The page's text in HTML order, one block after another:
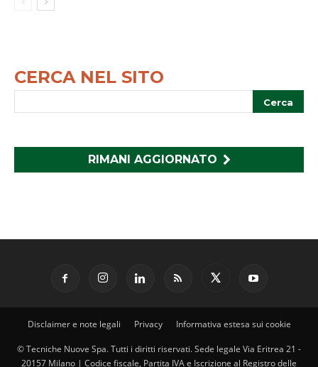
CERCA NEL SITO
RIMANI AGGIORNATO
Disclaimer e note legali Privacy Informativa estesa sui cookie
© Tecniche Nuove Spa. Tutti i diritti riservati. Sede legale Via Eritrea 21 -
20157 Milano | Codice fiscale, Partita IVA e Iscrizione al Registro delle